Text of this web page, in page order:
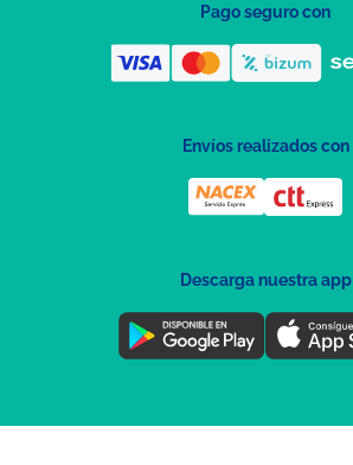
Pago seguro con
Envíos realizados con
Descarga nuestra app